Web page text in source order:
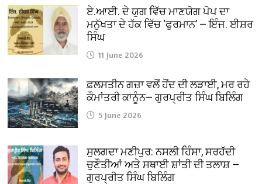
ਏ.ਆਈ. ਦੇ ਯੁਗ ਵਿੱਚ ਮਾਣਯੋਗ ਪੋਪ ਦਾ
ਮਨੁੱਖਤਾ ਦੇ ਹੱਕ ਵਿੱਚ ‘ਫੁਰਮਾਨ’ — ਇੰਜ. ਈਸ਼ਰ
ਸਿੰਘ
11 June 2026
ਫ਼ਲਸਤੀਨ ਗਜ਼ਾ ਵਲੋਂ ਹੋਂਦ ਦੀ ਲੜਾਈ, ਮਰ ਰਹੇ
ਕੌਮਾਂਤਰੀ ਕਾਨੂੰਨ— ਗੁਰਪ੍ਰੀਤ ਸਿੰਘ ਬਿਲਿੰਗ
5 June 2026
ਸੁਲਗਦਾ ਮਣੀਪੁਰ: ਨਸਲੀ ਹਿੰਸਾ, ਸਰਹੱਦੀ
ਚੁਣੌਤੀਆਂ ਅਤੇ ਸਥਾਈ ਸ਼ਾਂਤੀ ਦੀ ਤਲਾਸ਼ —
ਗੁਰਪ੍ਰੀਤ ਸਿੰਘ ਬਿਲਿੰਗ